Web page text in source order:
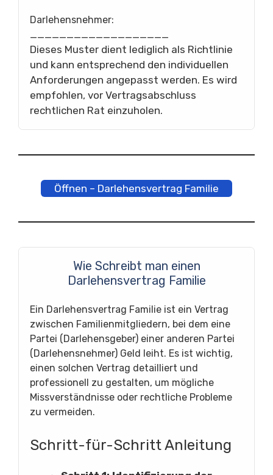
Darlehensnehmer:
Dieses Muster dient lediglich als Richtlinie
und kann entsprechend den individuellen
Anforderungen angepasst werden. Es wird
empfohlen, vor Vertragsabschluss
rechtlichen Rat einzuholen.
Öffnen – Darlehensvertrag Familie
Wie Schreibt man einen
Darlehensvertrag Familie
Ein Darlehensvertrag Familie ist ein Vertrag
zwischen Familienmitgliedern, bei dem eine
Partei (Darlehensgeber) einer anderen Partei
(Darlehensnehmer) Geld leiht. Es ist wichtig,
einen solchen Vertrag detailliert und
professionell zu gestalten, um mögliche
Missverständnisse oder rechtliche Probleme
zu vermeiden.
Schritt-für-Schritt Anleitung